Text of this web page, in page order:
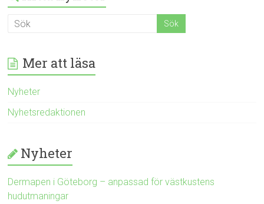
Mer att läsa
Nyheter
Nyhetsredaktionen
Nyheter
Dermapen i Göteborg – anpassad för västkustens
hudutmaningar